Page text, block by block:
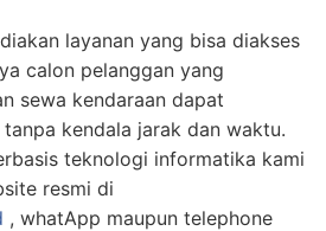
layanan yang bisa diakses
calon pelanggan yang
sewa kendaraan dapat
kendala jarak dan waktu.
teknologi informatika kami
resmi di
, whatApp maupun telephone